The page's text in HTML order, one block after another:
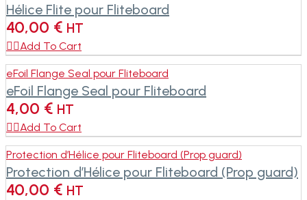
Hélice Flite pour Fliteboard
40,00 € HT
Add To Cart
eFoil Flange Seal pour Fliteboard
eFoil Flange Seal pour Fliteboard
4,00 € HT
Add To Cart
Protection d’Hélice pour Fliteboard (Prop guard)
Protection d’Hélice pour Fliteboard (Prop guard)
40,00 € HT